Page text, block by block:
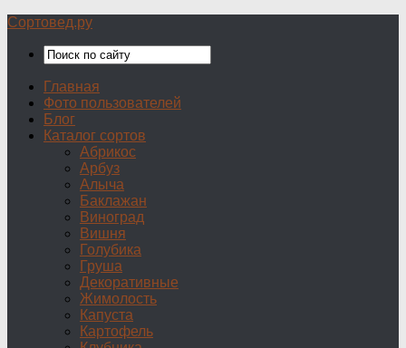
Сортовед.ру
Главная
Фото пользователей
Блог
Каталог сортов
Абрикос
Арбуз
Алыча
Баклажан
Виноград
Вишня
Голубика
Груша
Декоративные
Жимолость
Капуста
Картофель